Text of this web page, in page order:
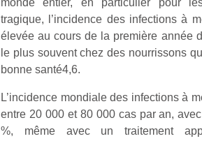
monde entier, en particulier pour
tragique, l’incidence des infections à
élevée au cours de la première année
le plus souvent chez des nourrissons
bonne santé4,6.
L’incidence mondiale des infections à
entre 20 000 et 80 000 cas par an,
%, même avec un traitement